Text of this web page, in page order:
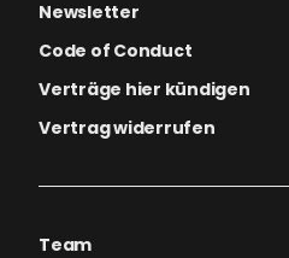
Newsletter
Code of Conduct
Verträge hier kündigen
Vertrag widerrufen
Team